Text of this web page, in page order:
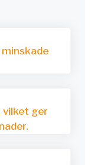
vilket ger